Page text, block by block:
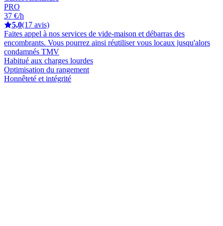
PRO
37 €/h
5,0(17 avis)
Faites appel à nos services de vide-maison et débarras des
encombrants. Vous pourrez ainsi réutiliser vous locaux jusqu'alors
condamnés TMV
Habitué aux charges lourdes
Optimisation du rangement
Honnêteté et intégrité